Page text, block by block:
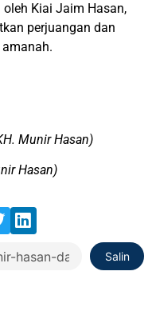
Kiai Jaim Hasan,
perjuangan dan
Munir Hasan)
Hasan)
Salin